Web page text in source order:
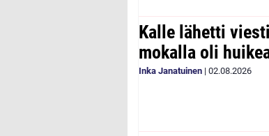
Kalle lähetti
mokalla oli
Inka Janatuinen | 02.08.2026